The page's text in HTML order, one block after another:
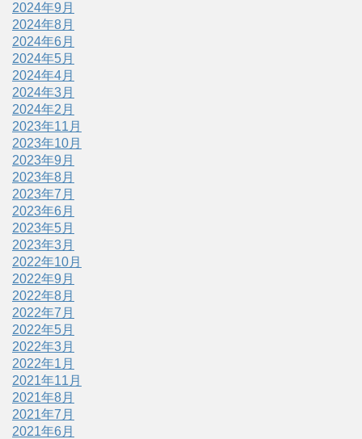
2024年9月
2024年8月
2024年6月
2024年5月
2024年4月
2024年3月
2024年2月
2023年11月
2023年10月
2023年9月
2023年8月
2023年7月
2023年6月
2023年5月
2023年3月
2022年10月
2022年9月
2022年8月
2022年7月
2022年5月
2022年3月
2022年1月
2021年11月
2021年8月
2021年7月
2021年6月